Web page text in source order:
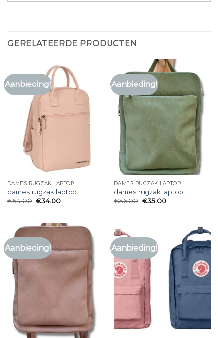
GERELATEERDE PRODUCTEN
Aanbieding!
DAMES RUGZAK LAPTOP
dames rugzak laptop
€54.00 €34.00
Aanbieding!
DAMES RUGZAK LAPTOP
dames rugzak laptop
€56.00 €35.00
Aanbieding! Aanbieding!